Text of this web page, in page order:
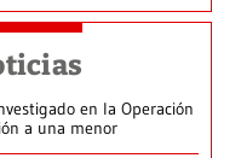
en la Operación
a una menor